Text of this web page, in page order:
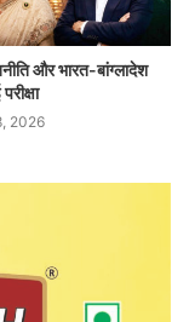
और भारत-बांग्लादेश
2026